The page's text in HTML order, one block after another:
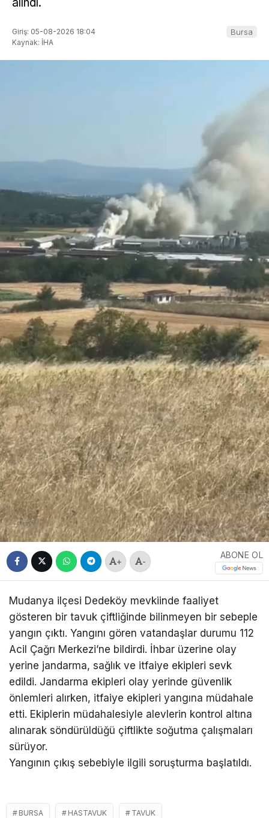
alındı.
Giriş: 05-08-2026 18:04
Kaynak: İHA
Bursa
+ -
ABONE OL
Mudanya ilçesi Dedeköy mevkiinde faaliyet
gösteren bir tavuk çiftliğinde bilinmeyen bir sebeple
yangın çıktı. Yangını gören vatandaşlar durumu 112
Acil Çağrı Merkezi’ne bildirdi. İhbar üzerine olay
yerine jandarma, sağlık ve itfaiye ekipleri sevk
edildi. Jandarma ekipleri olay yerinde güvenlik
önlemleri alırken, itfaiye ekipleri yangına müdahale
etti. Ekiplerin müdahalesiyle alevlerin kontrol altına
alınarak söndürüldüğü çiftlikte soğutma çalışmaları
sürüyor.
Yangının çıkış sebebiyle ilgili soruşturma başlatıldı.
BURSA HASTAVUK TAVUK